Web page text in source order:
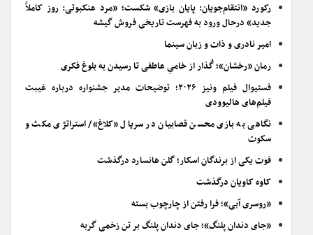
رکورد «انتقام‌جویان: پایان بازی» شکست؛ «مرد عنکبوتی: روز کاملاً
جدید» درحال ورود به فهرست تاریخی فروش گیشه
امیر نادری و ذات و زبان سینما
رمان «رخشان»؛ گُذار از خامیِ عاطفی تا رسیدن به بلوغ فکری
فستیوال فیلم ونیز ۲۰۲۶؛ توضیحات مدیر جشنواره درباره غیبت
فیلم‌های هالیوودی
نگاهی به بازی محسن قصابیان در سریال «کلاغ»/ استراتژی مکث و
سکوت
فوت یکی از برندگان اسکار؛ گلن هانسارد درگذشت
کاوه کاویان درگذشت
«روسری آبی»؛ فرا رفتن از چارچوب بسته
«جای دندان پلنگ»؛ جای دندان پلنگ بر تن زخمی گربه